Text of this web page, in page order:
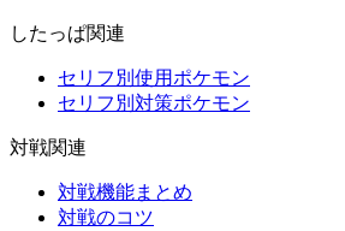
したっぱ関連
セリフ別使用ポケモン
セリフ別対策ポケモン
対戦関連
対戦機能まとめ
対戦のコツ